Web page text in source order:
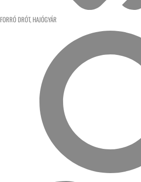
FORRÓ DRÓT, HAJÓGYÁR